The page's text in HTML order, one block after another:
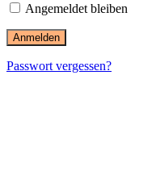
Angemeldet bleiben
Passwort vergessen?